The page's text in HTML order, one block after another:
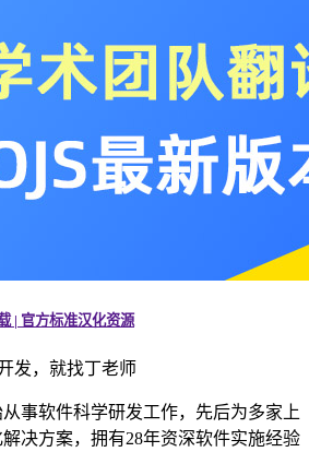
| 官方标准汉化资源
发，就找丁老师
事软件科学研发工作，先后为多家上
决方案，拥有28年资深软件实施经验